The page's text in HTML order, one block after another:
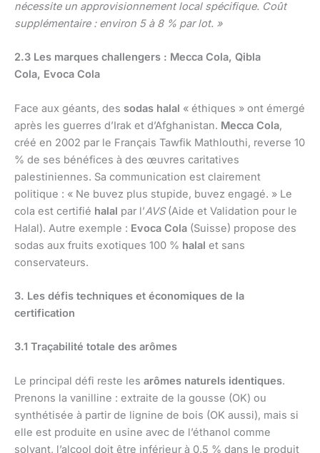
nécessite un approvisionnement local spécifique. Coût
supplémentaire : environ 5 à 8 % par lot. »
2.3 Les marques challengers : Mecca Cola, Qibla
Cola, Evoca Cola
Face aux géants, des sodas halal « éthiques » ont émergé
après les guerres d’Irak et d’Afghanistan. Mecca Cola,
créé en 2002 par le Français Tawfik Mathlouthi, reverse 10
% de ses bénéfices à des œuvres caritatives
palestiniennes. Sa communication est clairement
politique : « Ne buvez plus stupide, buvez engagé. » Le
cola est certifié halal par l’AVS(Aide et Validation pour le
Halal). Autre exemple : Evoca Cola (Suisse) propose des
sodas aux fruits exotiques 100 % halal et sans
conservateurs.
3. Les défis techniques et économiques de la
certification
3.1 Traçabilité totale des arômes
Le principal défi reste les arômes naturels identiques.
Prenons la vanilline : extraite de la gousse (OK) ou
synthétisée à partir de lignine de bois (OK aussi), mais si
elle est produite en usine avec de l’éthanol comme
solvant, l’alcool doit être inférieur à 0,5 % dans le produit